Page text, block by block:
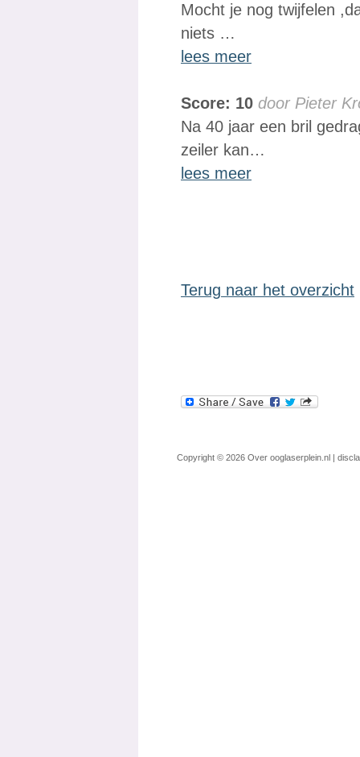
Mocht je nog twijfelen
niets …
lees meer
Score: 10 door Pieter
Na 40 jaar een bril
zeiler kan…
lees meer
Terug naar het overzicht
Copyright © 2026 Over ooglaserplein.nl |